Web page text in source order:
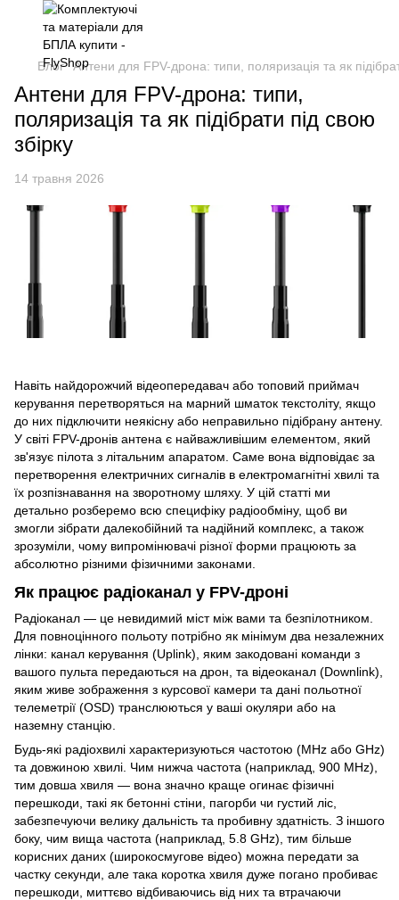
Блог Антени для FPV-дрона: типи, поляризація та як
Антени для FPV-дрона: типи,
поляризація та як підібрати під свою
збірку
14 травня 2026
Навіть найдорожчий відеопередавач або топовий приймач
керування перетворяться на марний шматок текстоліту, якщо
до них підключити неякісну або неправильно підібрану антену.
У світі FPV-дронів антена є найважливішим елементом, який
зв'язує пілота з літальним апаратом. Саме вона відповідає за
перетворення електричних сигналів в електромагнітні хвилі та
їх розпізнавання на зворотному шляху. У цій статті ми
детально розберемо всю специфіку радіообміну, щоб ви
змогли зібрати далекобійний та надійний комплекс, а також
зрозуміли, чому випромінювачі різної форми працюють за
абсолютно різними фізичними законами.
Як працює радіоканал у FPV-дроні
Радіоканал — це невидимий міст між вами та безпілотником.
Для повноцінного польоту потрібно як мінімум два незалежних
лінки: канал керування (Uplink), яким закодовані команди з
вашого пульта передаються на дрон, та відеоканал (Downlink),
яким живе зображення з курсової камери та дані польотної
телеметрії (OSD) транслюються у ваші окуляри або на
наземну станцію.
Будь-які радіохвилі характеризуються частотою (MHz або GHz)
та довжиною хвилі. Чим нижча частота (наприклад, 900 MHz),
тим довша хвиля — вона значно краще огинає фізичні
перешкоди, такі як бетонні стіни, пагорби чи густий ліс,
забезпечуючи велику дальність та пробивну здатність. З іншого
боку, чим вища частота (наприклад, 5.8 GHz), тим більше
корисних даних (широкосмугове відео) можна передати за
частку секунди, але така коротка хвиля дуже погано пробиває
перешкоди, миттєво відбиваючись від них та втрачаючи